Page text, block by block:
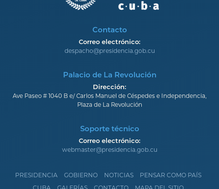
Contacto
Correo electrónico:
despacho@presidencia.gob.cu
Palacio de La Revolución
Dirección:
Ave Paseo # 1040 B e/ Carlos Manuel de Céspedes e Independencia,
Plaza de La Revolución
Soporte técnico
Correo electrónico:
webmaster@presidencia.gob.cu
PRESIDENCIA GOBIERNO NOTICIAS
PENSAR COMO PAÍS